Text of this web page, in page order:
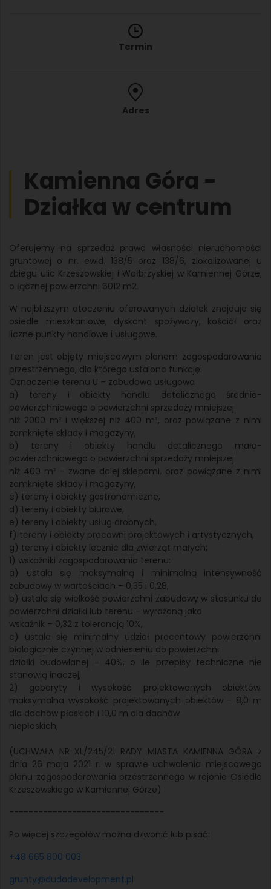
Termin
Adres
Kamienna Góra -
Działka w centrum
Oferujemy na sprzedaż prawo własności nieruchomości
gruntowej o nr. ewid. 138/5 oraz 138/6, zlokalizowanej u
zbiegu ulic Krzeszowskiej i Wałbrzyskiej w Kamiennej Górze,
o łącznej powierzchni 6012 m2.
W najbliższym otoczeniu oferowanych działek znajduje się
osiedle mieszkaniowe, dyskont spożywczy, kościół oraz
liczne punkty handlowe i usługowe.
Teren jest objęty miejscowym planem zagospodarowania
przestrzennego, dla którego ustalono funkcję:
Oznaczenie terenu U – zabudowa usługowa
a) tereny i obiekty handlu detalicznego średnio-
powierzchniowego o powierzchni sprzedaży mniejszej
niż 2000 m² i większej niż 400 m², oraz powiązane z nimi
zamknięte składy i magazyny,
b) tereny i obiekty handlu detalicznego mało-
powierzchniowego o powierzchni sprzedaży mniejszej
niż 400 m² - zwane dalej sklepami, oraz powiązane z nimi
zamknięte składy i magazyny,
c) tereny i obiekty gastronomiczne,
d) tereny i obiekty biurowe,
e) tereny i obiekty usług drobnych,
f) tereny i obiekty pracowni projektowych i artystycznych,
g) tereny i obiekty lecznic dla zwierząt małych;
1) wskaźniki zagospodarowania terenu:
a) ustala się maksymalną i minimalną intensywność
zabudowy w wartościach – 0,35 i 0,28,
b) ustala się wielkość powierzchni zabudowy w stosunku do
powierzchni działki lub terenu - wyrażoną jako
wskaźnik – 0,32 z tolerancją 10%,
c) ustala się minimalny udział procentowy powierzchni
biologicznie czynnej w odniesieniu do powierzchni
działki budowlanej - 40%, o ile przepisy techniczne nie
stanowią inaczej,
2) gabaryty i wysokość projektowanych obiektów:
maksymalna wysokość projektowanych obiektów - 8,0 m
dla dachów płaskich i 10,0 m dla dachów
niepłaskich,
(UCHWAŁA NR XL/245/21 RADY MIASTA KAMIENNA GÓRA z
dnia 26 maja 2021 r. w sprawie uchwalenia miejscowego
planu zagospodarowania przestrzennego w rejonie Osiedla
Krzeszowskiego w Kamiennej Górze)
--------------------------------
Po więcej szczegółów można dzwonić lub pisać:
+48 665 800 003
grunty@dudadevelopment.pl